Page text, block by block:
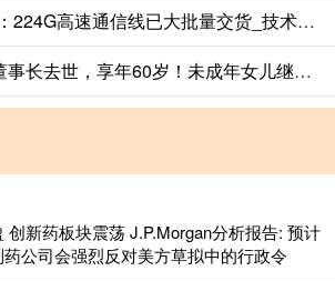
高亿管理 沃尔核材：224G高速通信线已大批量交货_技术_方案_认证
中鼎策略 A股公司董事长去世，享年60岁！未成年女儿继承超9亿元股票，相关股份所对应的一切权利均由其母亲行使
创新药板块震荡 J.P.Morgan分析报告: 预计
药公司会强烈反对美方草拟中的行政令